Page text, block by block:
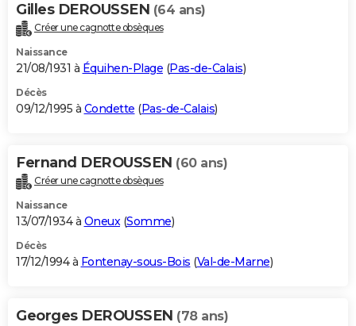
Gilles DEROUSSEN (64 ans)
Créer une cagnotte obsèques
Naissance
21/08/1931 à Équihen-Plage (Pas-de-Calais)
Décès
09/12/1995 à Condette (Pas-de-Calais)
Fernand DEROUSSEN (60 ans)
Créer une cagnotte obsèques
Naissance
13/07/1934 à Oneux(Somme)
Décès
17/12/1994 à Fontenay-sous-Bois (Val-de-Marne)
Georges DEROUSSEN (78 ans)